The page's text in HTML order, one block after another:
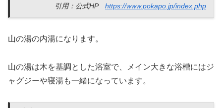
引用：公式HP https://www.pokapo.jp/index.php
山の湯の内湯になります。
山の湯は木を基調とした浴室で、メイン大きな浴槽にはジ
ャグジーや寝湯も一緒になっています。